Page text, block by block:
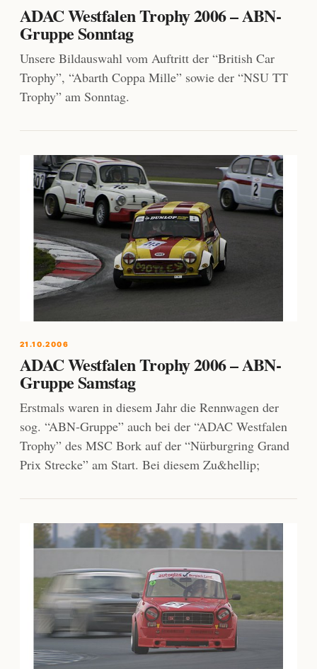
ADAC Westfalen Trophy 2006 – ABN-
Gruppe Sonntag
Unsere Bildauswahl vom Auftritt der “British Car
Trophy”, “Abarth Coppa Mille” sowie der “NSU TT
Trophy” am Sonntag.
21.10.2006
ADAC Westfalen Trophy 2006 – ABN-
Gruppe Samstag
Erstmals waren in diesem Jahr die Rennwagen der
sog. “ABN-Gruppe” auch bei der “ADAC Westfalen
Trophy” des MSC Bork auf der “Nürburgring Grand
Prix Strecke” am Start. Bei diesem Zu&hellip;